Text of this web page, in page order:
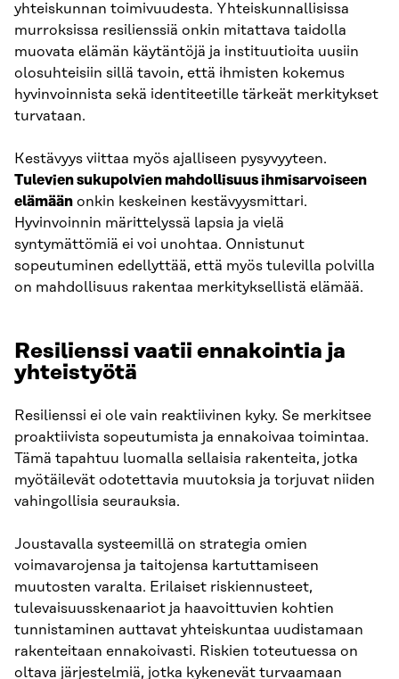
yhteiskunnan toimivuudesta. Yhteiskunnallisissa
murroksissa resilienssiä onkin mitattava taidolla
muovata elämän käytäntöjä ja instituutioita uusiin
olosuhteisiin sillä tavoin, että ihmisten kokemus
hyvinvoinnista sekä identiteetille tärkeät merkitykset
turvataan.
Kestävyys viittaa myös ajalliseen pysyvyyteen.
Tulevien sukupolvien mahdollisuus ihmisarvoiseen
elämään onkin keskeinen kestävyysmittari.
Hyvinvoinnin märittelyssä lapsia ja vielä
syntymättömiä ei voi unohtaa. Onnistunut
sopeutuminen edellyttää, että myös tulevilla polvilla
on mahdollisuus rakentaa merkityksellistä elämää.
Resilienssi vaatii ennakointia ja
yhteistyötä
Resilienssi ei ole vain reaktiivinen kyky. Se merkitsee
proaktiivista sopeutumista ja ennakoivaa toimintaa.
Tämä tapahtuu luomalla sellaisia rakenteita, jotka
myötäilevät odotettavia muutoksia ja torjuvat niiden
vahingollisia seurauksia.
Joustavalla systeemillä on strategia omien
voimavarojensa ja taitojensa kartuttamiseen
muutosten varalta. Erilaiset riskiennusteet,
tulevaisuusskenaariot ja haavoittuvien kohtien
tunnistaminen auttavat yhteiskuntaa uudistamaan
rakenteitaan ennakoivasti. Riskien toteutuessa on
oltava järjestelmiä, jotka kykenevät turvaamaan